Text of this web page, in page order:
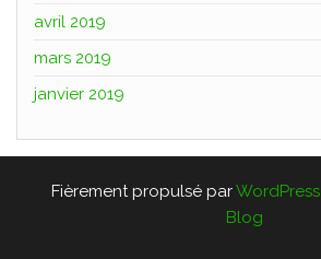
avril 2019
mars 2019
janvier 2019
Fièrement propulsé parWordPress
Blog